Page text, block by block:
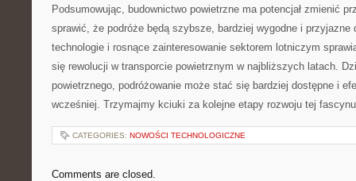
Podsumowując, budownictwo powietrzne‌ ma potencjał zmienić
sprawić, ​że podróże będą⁤ szybsze, bardziej wygodne‍ i przyjazne​
technologie i rosnące zainteresowanie sektorem lotniczym⁣
się rewolucji w transporcie powietrznym w najbliższych⁣ latach.
powietrznego, podróżowanie może stać się ⁢bardziej dostępne i
wcześniej. Trzymajmy kciuki za kolejne etapy rozwoju tej
CATEGORIES: NOWOŚCI TECHNOLOGICZNE
Comments are closed.